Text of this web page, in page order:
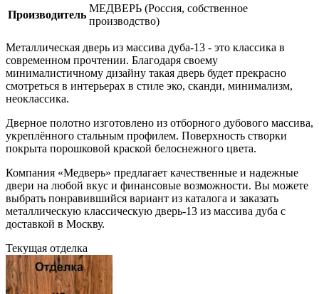
Производитель
МЕДВЕРЬ (Россия, собственное
производство)
Металлическая дверь из массива дуба-13 - это классика в
современном прочтении. Благодаря своему
минималистичному дизайну такая дверь будет прекрасно
смотреться в интерьерах в стиле эко, сканди, минимализм,
неоклассика.
Дверное полотно изготовлено из отборного дубового массива,
укреплённого стальным профилем. Поверхность створки
покрыта порошковой краской белоснежного цвета.
Компания «Медверь» предлагает качественные и надежные
двери на любой вкус и финансовые возможности. Вы можете
выбрать понравившийся вариант из каталога и заказать
металлическую классическую дверь-13 из массива дуба с
доставкой в Москву.
Текущая отделка